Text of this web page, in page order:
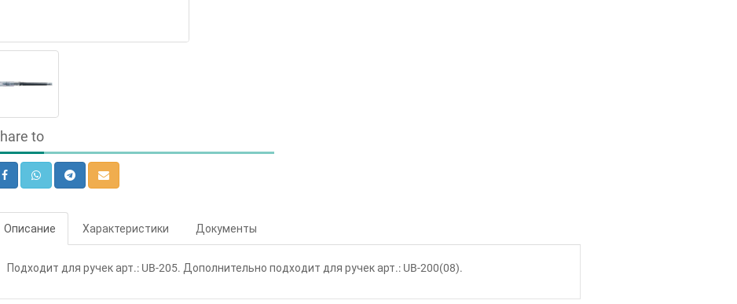
to
Описание Характеристики Документы
Подходит для ручек арт.: UB-205. Дополнительно подходит для ручек арт.: UB-200(08).